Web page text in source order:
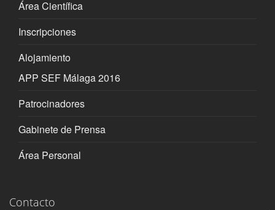
Área Científica
Inscripciones
Alojamiento
APP SEF Málaga 2016
Patrocinadores
Gabinete de Prensa
Área Personal
Contacto